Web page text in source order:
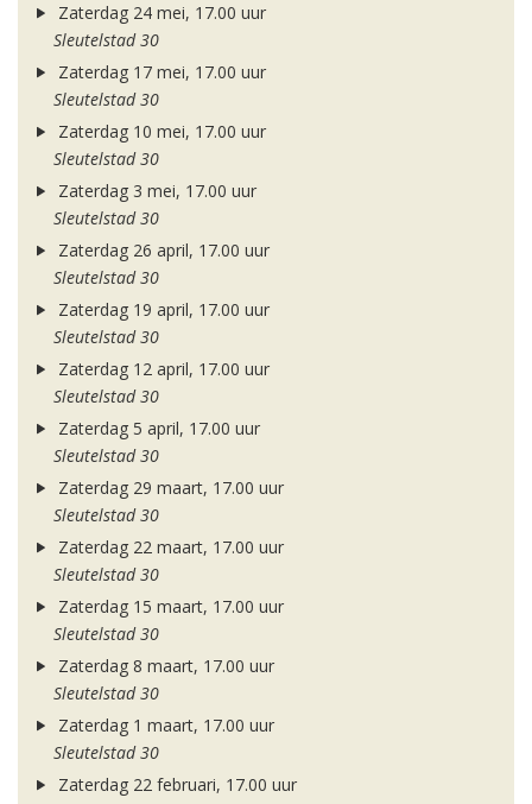
Zaterdag 24 mei, 17.00 uur
Sleutelstad 30
Zaterdag 17 mei, 17.00 uur
Sleutelstad 30
Zaterdag 10 mei, 17.00 uur
Sleutelstad 30
Zaterdag 3 mei, 17.00 uur
Sleutelstad 30
Zaterdag 26 april, 17.00 uur
Sleutelstad 30
Zaterdag 19 april, 17.00 uur
Sleutelstad 30
Zaterdag 12 april, 17.00 uur
Sleutelstad 30
Zaterdag 5 april, 17.00 uur
Sleutelstad 30
Zaterdag 29 maart, 17.00 uur
Sleutelstad 30
Zaterdag 22 maart, 17.00 uur
Sleutelstad 30
Zaterdag 15 maart, 17.00 uur
Sleutelstad 30
Zaterdag 8 maart, 17.00 uur
Sleutelstad 30
Zaterdag 1 maart, 17.00 uur
Sleutelstad 30
Zaterdag 22 februari, 17.00 uur